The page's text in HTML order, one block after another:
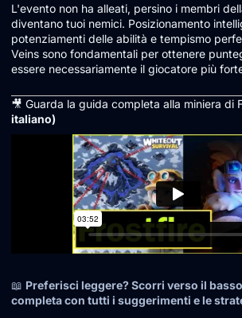
L'evento non ha alleati, persino i membri
diventano tuoi nemici. Posizionamento
potenziamenti delle abilità e tempismo
Veins sono fondamentali per ottenere
essere necessariamente il giocatore più
🎥 Guarda la guida completa alla miniera di
italiano)
📖 Preferisci leggere? Scorri verso il
completa con tutti i suggerimenti e le